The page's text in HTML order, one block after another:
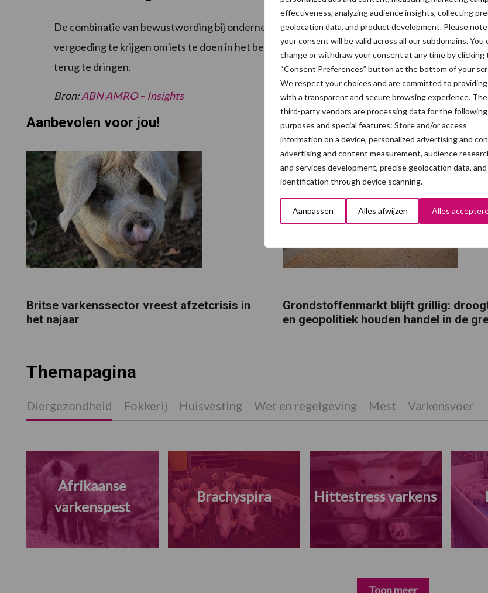
effectiveness, analyzing audience insights, collecting
geolocation data, and product development. Please
your consent will be valid across all our subdomains. You
change or withdraw your consent at any time by clicking
“Consent Preferences” button at the bottom of your
We respect your choices and are committed to
with a transparent and secure browsing experience. The
third-party vendors are processing data for the following
purposes and special features: Store and/or access
information on a device, personalized advertising and
advertising and content measurement, audience
and services development, precise geolocation data, and
identification through device scanning.
Aanpassen Alles afwijzen Alles
De combinatie van bewustwording bij ondernemers en de mogelijkheid om een financiële
vergoeding te krijgen om iets te doen in het bedrijf, is een effectieve manier om
terug te dringen.
Bron:ABN AMRO – Insights
Aanbevolen voor jou!
Britse varkenssector vreest afzetcrisis in
het najaar
Grondstoffenmarkt blijft grillig:
en geopolitiek houden handel in de
Themapagina
Diergezondheid Fokkerij Huisvesting Wet en regelgeving Mest Varkensvoer
Afrikaanse
varkenspest
Brachyspira Hittestress varkens
Toon meer